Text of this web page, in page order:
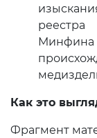
реестра
Минфина
Как это
Фрагмент